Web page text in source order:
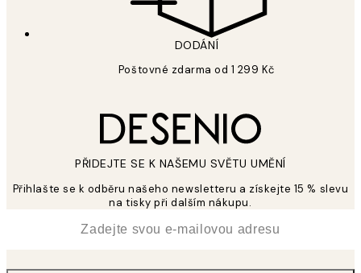
DODÁNÍ
Poštovné zdarma od 1 299 Kč
PŘIDEJTE SE K NAŠEMU SVĚTU UMĚNÍ
Přihlašte se k odběru našeho newsletteru a získejte 15 % slevu
na tisky při dalším nákupu.